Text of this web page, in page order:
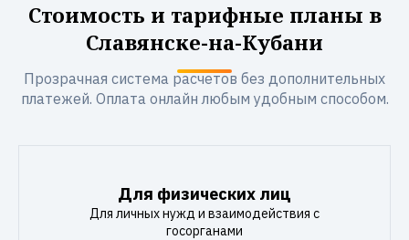
Стоимость и тарифные планы в
Славянске-на-Кубани
Прозрачная система расчетов без дополнительных
платежей. Оплата онлайн любым удобным способом.
Для физических лиц
Для личных нужд и взаимодействия с
госорганами